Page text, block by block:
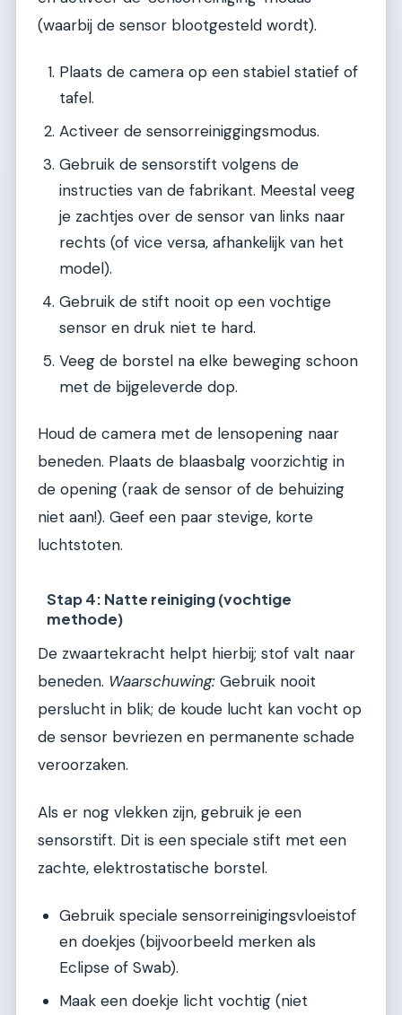
(waarbij de sensor blootgesteld wordt).
Plaats de camera op een stabiel statief of
tafel.
Activeer de sensorreiniggingsmodus.
Gebruik de sensorstift volgens de
instructies van de fabrikant. Meestal veeg
je zachtjes over de sensor van links naar
rechts (of vice versa, afhankelijk van het
model).
Gebruik de stift nooit op een vochtige
sensor en druk niet te hard.
Veeg de borstel na elke beweging schoon
met de bijgeleverde dop.
Houd de camera met de lensopening naar
beneden. Plaats de blaasbalg voorzichtig in
de opening (raak de sensor of de behuizing
niet aan!). Geef een paar stevige, korte
luchtstoten.
Stap 4: Natte reiniging (vochtige
methode)
De zwaartekracht helpt hierbij; stof valt naar
beneden. Waarschuwing: Gebruik nooit
perslucht in blik; de koude lucht kan vocht op
de sensor bevriezen en permanente schade
veroorzaken.
Als er nog vlekken zijn, gebruik je een
sensorstift. Dit is een speciale stift met een
zachte, elektrostatische borstel.
Gebruik speciale sensorreinigingsvloeistof
en doekjes (bijvoorbeeld merken als
Eclipse of Swab).
Maak een doekje licht vochtig (niet